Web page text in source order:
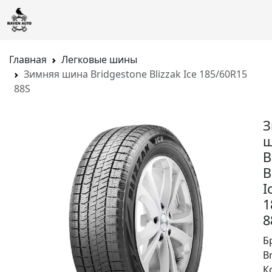
Главная
Легковые шины
Зимняя шина Bridgestone Blizzak Ice 185/60R15
88S